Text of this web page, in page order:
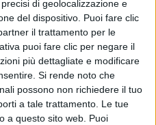
di geolocalizzazione e
del dispositivo. Puoi fare clic
il trattamento per le
puoi fare clic per negare il
più dettagliate e modificare
Si rende noto che
possono non richiedere il tuo
a tale trattamento. Le tue
a questo sito web. Puoi